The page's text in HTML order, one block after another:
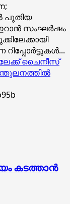
പുതിയ
ഇറാൻ സംഘർഷം
ചൈനീസ്
കടത്താൻ